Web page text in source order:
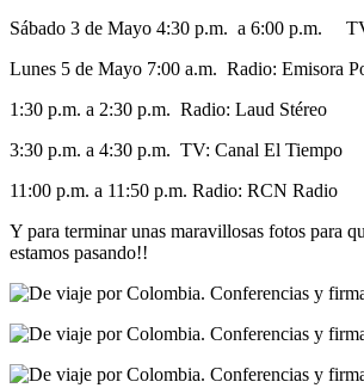
Sábado 3 de Mayo 4:30 p.m. a 6:00 p.m.
Lunes 5 de Mayo 7:00 a.m. Radio: Emisora
1:30 p.m. a 2:30 p.m. Radio: Laud Stéreo
3:30 p.m. a 4:30 p.m. TV: Canal El Tiempo
11:00 p.m. a 11:50 p.m. Radio: RCN Radio
Y para terminar unas maravillosas fotos para
estamos pasando!!